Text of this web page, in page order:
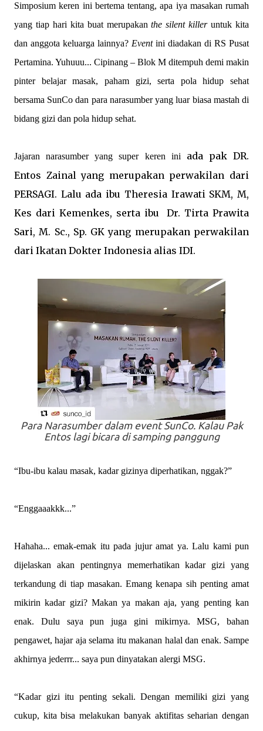
Simposium keren ini bertema tentang, apa iya masakan rumah
yang tiap hari kita buat merupakanthe silent killeruntuk kita
dan anggota keluarga lainnya? Eventini diadakan di RS Pusat
Pertamina. Yuhuuu... Cipinang – Blok M ditempuh demi makin
pinter belajar masak, paham gizi, serta pola hidup sehat
bersama SunCo dan para narasumber yang luar biasa mastah di
bidang gizi dan pola hidup sehat.
Jajaran narasumberyang super keren ini ada pak DR.
Entos Zainal yang merupakan perwakilan dari
PERSAGI. Lalu ada ibu Theresia Irawati SKM, M,
Kes dari Kemenkes, serta ibu Dr. Tirta Prawita
Sari, M. Sc., Sp. GK yang merupakan perwakilan
dari Ikatan Dokter Indonesia alias IDI.
Para Narasumber dalam eventSunCo. Kalau Pak
Entos lagi bicara di samping panggung
“Ibu-ibu kalau masak, kadar gizinya diperhatikan, nggak?”
“Enggaaakkk...”
Hahaha... emak-emak itu pada jujur amat ya. Lalu kami pun
dijelaskan akan pentingnya memerhatikan kadar gizi yang
terkandung di tiap masakan. Emang kenapa sih penting amat
mikirin kadar gizi? Makan ya makan aja, yang penting kan
enak. Dulu saya pun juga gini mikirnya. MSG, bahan
pengawet, hajar aja selama itu makanan halal dan enak. Sampe
akhirnya jederrr... saya pun dinyatakan alergi MSG.
“Kadar gizi itu penting sekali. Dengan memiliki gizi yang
cukup, kita bisa melakukan banyak aktifitas seharian dengan